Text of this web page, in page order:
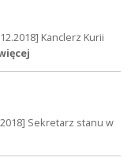
Kanclerz Kurii
Sekretarz stanu w